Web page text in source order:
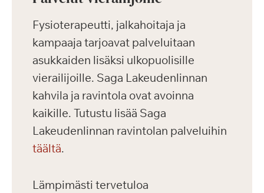
Fysioterapeutti, jalkahoitaja ja
kampaaja tarjoavat palveluitaan
asukkaiden lisäksi ulkopuolisille
vierailijoille. Saga Lakeudenlinnan
kahvila ja ravintola ovat avoinna
kaikille. Tutustu lisää Saga
Lakeudenlinnan ravintolan palveluihin
täältä.
Lämpimästi tervetuloa